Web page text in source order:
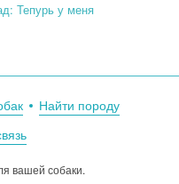
Тепурь у меня
Найти породу
вашей собаки.